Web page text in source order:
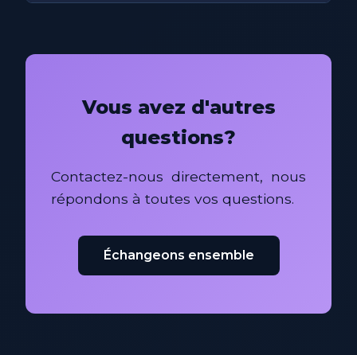
Vous avez d'autres
questions?
Contactez-nous directement, nous
répondons à toutes vos questions.
Échangeons ensemble